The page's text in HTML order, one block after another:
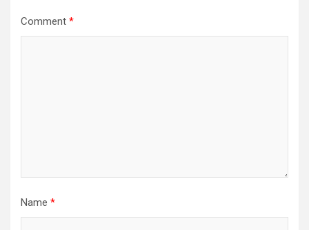
Comment *
Name *